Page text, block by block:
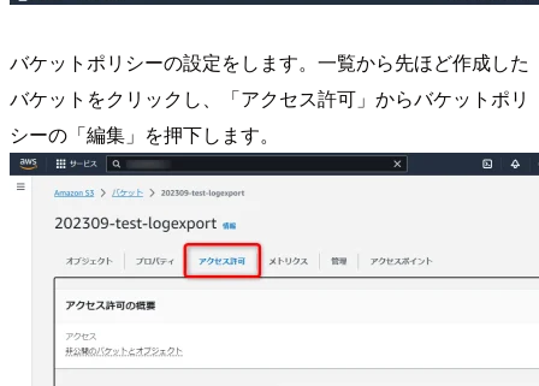
バケットポリシーの設定をします。一覧から先ほど作成した
バケットをクリックし、「アクセス許可」からバケットポリ
シーの「編集」を押下します。